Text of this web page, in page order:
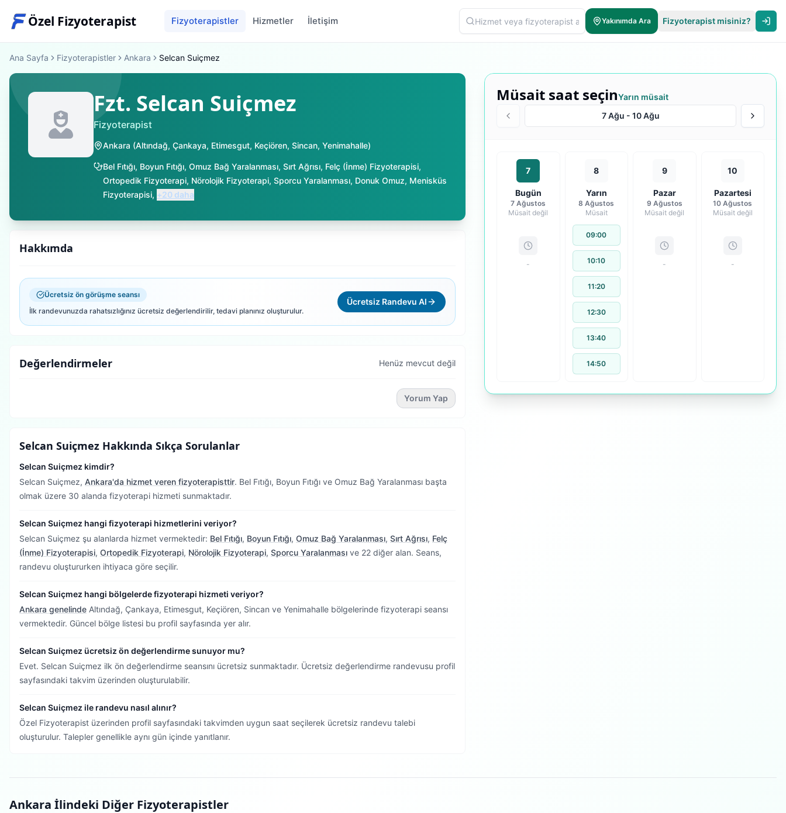
Özel Fizyoterapist Fizyoterapistler Hizmetler İletişim Yakınımda Ara Fizyoterapist misiniz?
Ana Sayfa Fizyoterapistler Ankara Selcan Suiçmez
Fzt. Selcan Suiçmez
Fizyoterapist
Ankara (Altındağ, Çankaya, Etimesgut, Keçiören, Sincan, Yenimahalle)
Bel Fıtığı, Boyun Fıtığı, Omuz Bağ Yaralanması, Sırt Ağrısı, Felç (İnme) Fizyoterapisi,
Ortopedik Fizyoterapi, Nörolojik Fizyoterapi, Sporcu Yaralanması, Donuk Omuz, Menisküs
Fizyoterapisi, +20 daha
Hakkımda
Ücretsiz ön görüşme seansı
İlk randevunuzda rahatsızlığınız ücretsiz değerlendirilir, tedavi planınız oluşturulur.
Ücretsiz Randevu Al
Değerlendirmeler Henüz mevcut değil
Yorum Yap
Selcan Suiçmez Hakkında Sıkça Sorulanlar
Selcan Suiçmez kimdir?
Selcan Suiçmez, Ankara'da hizmet veren fizyoterapisttir. Bel Fıtığı, Boyun Fıtığı ve Omuz Bağ Yaralanması başta
olmak üzere 30 alanda fizyoterapi hizmeti sunmaktadır.
Selcan Suiçmez hangi fizyoterapi hizmetlerini veriyor?
Selcan Suiçmez şu alanlarda hizmet vermektedir: Bel Fıtığı, Boyun Fıtığı, Omuz Bağ Yaralanması, Sırt Ağrısı, Felç
(İnme) Fizyoterapisi, Ortopedik Fizyoterapi, Nörolojik Fizyoterapi, Sporcu Yaralanması ve 22 diğer alan. Seans,
randevu oluştururken ihtiyaca göre seçilir.
Selcan Suiçmez hangi bölgelerde fizyoterapi hizmeti veriyor?
Ankara genelinde Altındağ, Çankaya, Etimesgut, Keçiören, Sincan ve Yenimahalle bölgelerinde fizyoterapi seansı
vermektedir. Güncel bölge listesi bu profil sayfasında yer alır.
Selcan Suiçmez ücretsiz ön değerlendirme sunuyor mu?
Evet. Selcan Suiçmez ilk ön değerlendirme seansını ücretsiz sunmaktadır. Ücretsiz değerlendirme randevusu profil
sayfasındaki takvim üzerinden oluşturulabilir.
Selcan Suiçmez ile randevu nasıl alınır?
Özel Fizyoterapist üzerinden profil sayfasındaki takvimden uygun saat seçilerek ücretsiz randevu talebi
oluşturulur. Talepler genellikle aynı gün içinde yanıtlanır.
Müsait saat seçinYarın müsait
7 Ağu - 10 Ağu
7
Bugün
7 Ağustos
Müsait değil
-
8
Yarın
8 Ağustos
Müsait
09:00
10:10
11:20
12:30
13:40
14:50
9
Pazar
9 Ağustos
Müsait değil
-
10
Pazartesi
10 Ağustos
Müsait değil
-
Ankara İlindeki Diğer Fizyoterapistler